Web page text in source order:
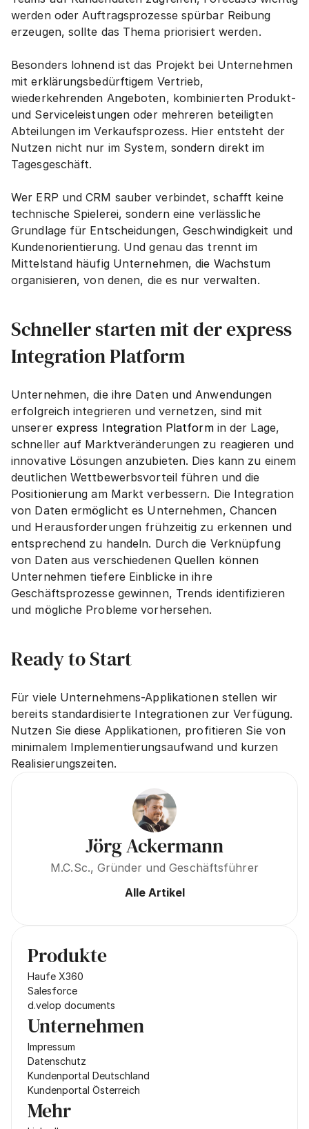
werden oder Auftragsprozesse spürbar Reibung
erzeugen, sollte das Thema priorisiert werden.
Besonders lohnend ist das Projekt bei Unternehmen
mit erklärungsbedürftigem Vertrieb,
wiederkehrenden Angeboten, kombinierten Produkt-
und Serviceleistungen oder mehreren beteiligten
Abteilungen im Verkaufsprozess. Hier entsteht der
Nutzen nicht nur im System, sondern direkt im
Tagesgeschäft.
Wer ERP und CRM sauber verbindet, schafft keine
technische Spielerei, sondern eine verlässliche
Grundlage für Entscheidungen, Geschwindigkeit und
Kundenorientierung. Und genau das trennt im
Mittelstand häufig Unternehmen, die Wachstum
organisieren, von denen, die es nur verwalten.
Schneller starten mit der express
Integration Platform
Unternehmen, die ihre Daten und Anwendungen
erfolgreich integrieren und vernetzen, sind mit
unserer express Integration Platform in der Lage,
schneller auf Marktveränderungen zu reagieren und
innovative Lösungen anzubieten. Dies kann zu einem
deutlichen Wettbewerbsvorteil führen und die
Positionierung am Markt verbessern. Die Integration
von Daten ermöglicht es Unternehmen, Chancen
und Herausforderungen frühzeitig zu erkennen und
entsprechend zu handeln. Durch die Verknüpfung
von Daten aus verschiedenen Quellen können
Unternehmen tiefere Einblicke in ihre
Geschäftsprozesse gewinnen, Trends identifizieren
und mögliche Probleme vorhersehen.
Ready to Start
Für viele Unternehmens-Applikationen stellen wir
bereits standardisierte Integrationen zur Verfügung.
Nutzen Sie diese Applikationen, profitieren Sie von
minimalem Implementierungsaufwand und kurzen
Realisierungszeiten.
Jörg Ackermann
M.C.Sc., Gründer und Geschäftsführer
Alle Artikel
Produkte
Haufe X360
Salesforce
d.velop documents
Unternehmen
Impressum
Datenschutz
Kundenportal Deutschland
Kundenportal Österreich
Mehr